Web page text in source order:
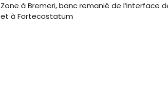
Zone à Bremeri, banc remanié de l’interface
et à Fortecostatum